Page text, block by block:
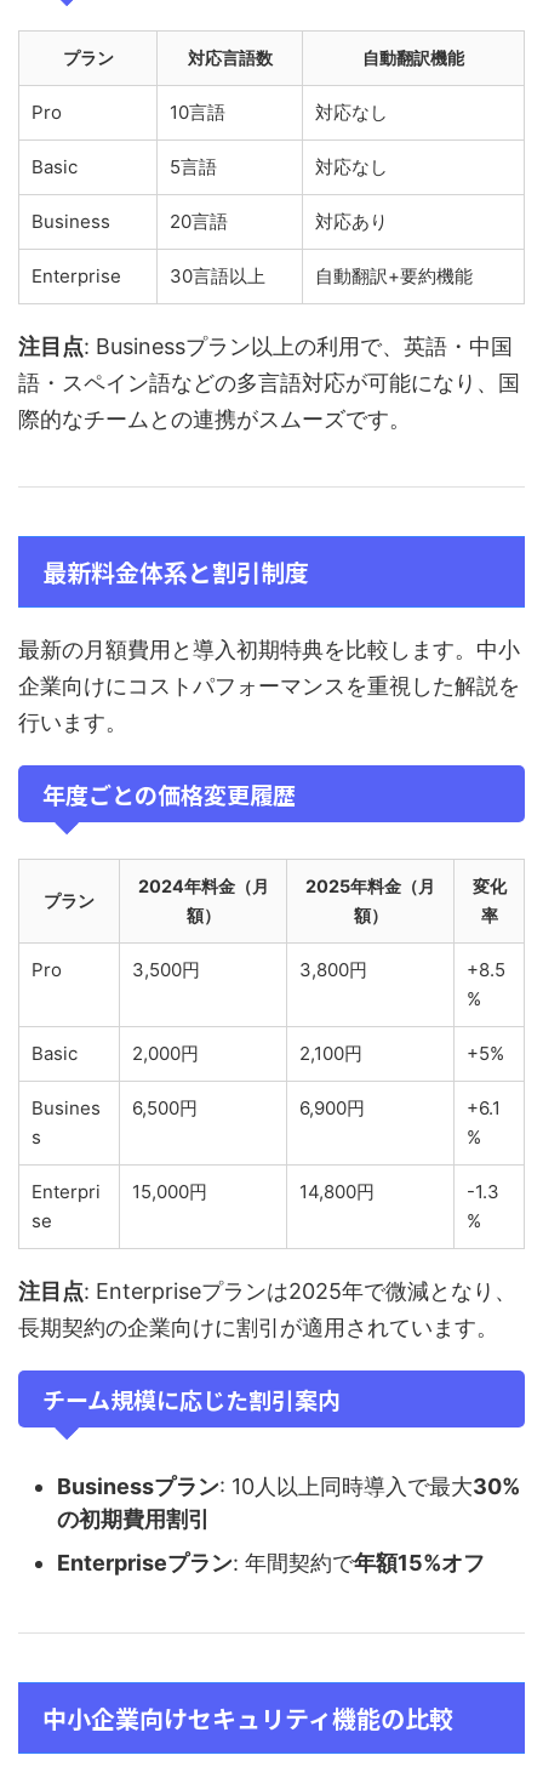
プラン 対応言語数 自動翻訳機能
Pro 10言語 対応なし
Basic 5言語 対応なし
Business 20言語 対応あり
Enterprise 30言語以上 自動翻訳+要約機能
注目点: Businessプラン以上の利用で、英語・中国
語・スペイン語などの多言語対応が可能になり、国
際的なチームとの連携がスムーズです。
最新料金体系と割引制度
最新の月額費用と導入初期特典を比較します。中小
企業向けにコストパフォーマンスを重視した解説を
行います。
年度ごとの価格変更履歴
プラン
2024年料金（月
額）
2025年料金（月
額）
変化
率
Pro 3,500円 3,800円
+8.5
%
Basic 2,000円 2,100円 +5%
Busines
s
6,500円 6,900円
+6.1
%
Enterpri
se
15,000円 14,800円
-1.3
%
注目点: Enterpriseプランは2025年で微減となり、
長期契約の企業向けに割引が適用されています。
チーム規模に応じた割引案内
Businessプラン: 10人以上同時導入で最大30%
の初期費用割引
Enterpriseプラン: 年間契約で年額15%オフ
中小企業向けセキュリティ機能の比較